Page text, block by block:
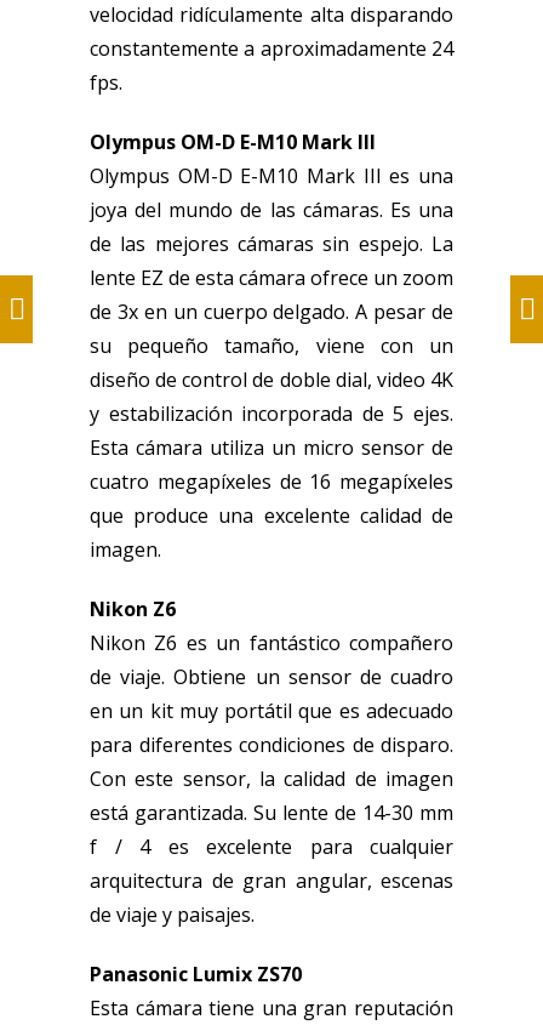
velocidad ridículamente alta disparando
constantemente a aproximadamente 24
fps.
Olympus OM-D E-M10 Mark III
Olympus OM-D E-M10 Mark III es una
joya del mundo de las cámaras. Es una
de las mejores cámaras sin espejo. La
lente EZ de esta cámara ofrece un zoom
de 3x en un cuerpo delgado. A pesar de
su pequeño tamaño, viene con un
diseño de control de doble dial, video 4K
y estabilización incorporada de 5 ejes.
Esta cámara utiliza un micro sensor de
cuatro megapíxeles de 16 megapíxeles
que produce una excelente calidad de
imagen.
Nikon Z6
Nikon Z6 es un fantástico compañero
de viaje. Obtiene un sensor de cuadro
en un kit muy portátil que es adecuado
para diferentes condiciones de disparo.
Con este sensor, la calidad de imagen
está garantizada. Su lente de 14-30 mm
f / 4 es excelente para cualquier
arquitectura de gran angular, escenas
de viaje y paisajes.
Panasonic Lumix ZS70
Esta cámara tiene una gran reputación